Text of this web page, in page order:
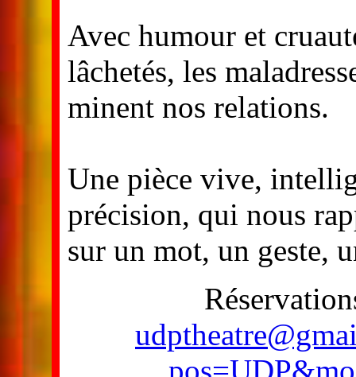
Avec humour et
lâchetés, les
minent nos relations.
Une pièce vive,
précision, qui nous
sur un mot, un geste,